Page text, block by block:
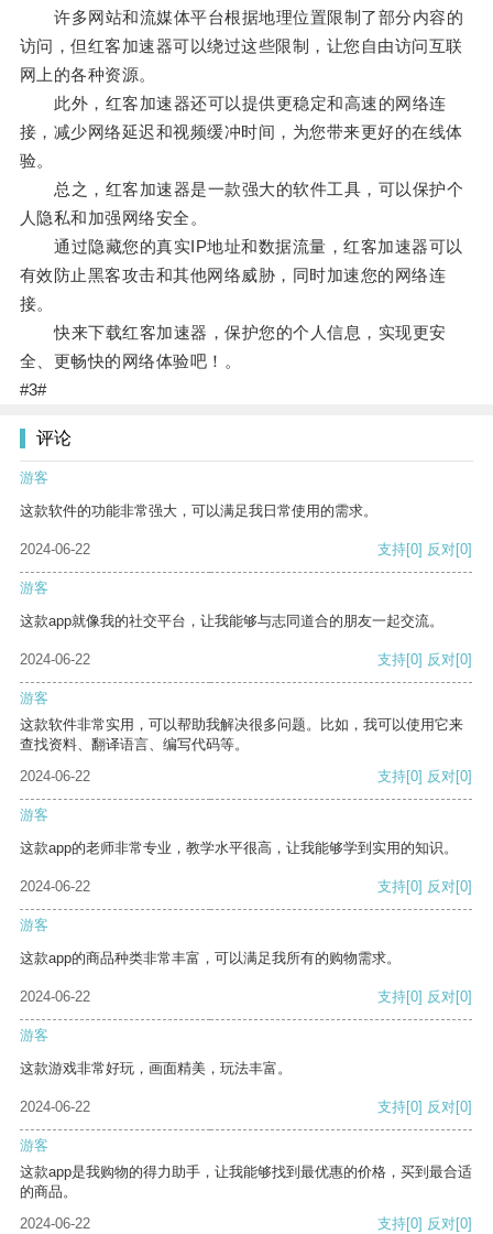
许多网站和流媒体平台根据地理位置限制了部分内容的
访问，但红客加速器可以绕过这些限制，让您自由访问互联
网上的各种资源。
此外，红客加速器还可以提供更稳定和高速的网络连
接，减少网络延迟和视频缓冲时间，为您带来更好的在线体
验。
总之，红客加速器是一款强大的软件工具，可以保护个
人隐私和加强网络安全。
通过隐藏您的真实IP地址和数据流量，红客加速器可以
有效防止黑客攻击和其他网络威胁，同时加速您的网络连
接。
快来下载红客加速器，保护您的个人信息，实现更安
全、更畅快的网络体验吧！。
#3#
评论
游客
这款软件的功能非常强大，可以满足我日常使用的需求。
2024-06-22 支持[0] 反对[0]
游客
这款app就像我的社交平台，让我能够与志同道合的朋友一起交流。
2024-06-22 支持[0] 反对[0]
游客
这款软件非常实用，可以帮助我解决很多问题。比如，我可以使用它来
查找资料、翻译语言、编写代码等。
2024-06-22
支持[0] 反对[0]
游客
这款app的老师非常专业，教学水平很高，让我能够学到实用的知识。
2024-06-22 支持[0] 反对[0]
游客
这款app的商品种类非常丰富，可以满足我所有的购物需求。
2024-06-22 支持[0] 反对[0]
游客
这款游戏非常好玩，画面精美，玩法丰富。
2024-06-22 支持[0] 反对[0]
游客
这款app是我购物的得力助手，让我能够找到最优惠的价格，买到最合适
的商品。
2024-06-22
支持[0] 反对[0]